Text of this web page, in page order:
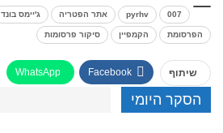
007
pyrhv אתר הפטריה ג'יימס בונד
הפרסומת הקמפיין סיקור פרסומות
שיתוף Facebook
WhatsApp
הסקר היומי